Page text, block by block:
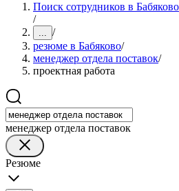
Поиск сотрудников в Бабяково
/
... /
резюме в Бабяково/
менеджер отдела поставок/
проектная работа
менеджер отдела поставок
Резюме